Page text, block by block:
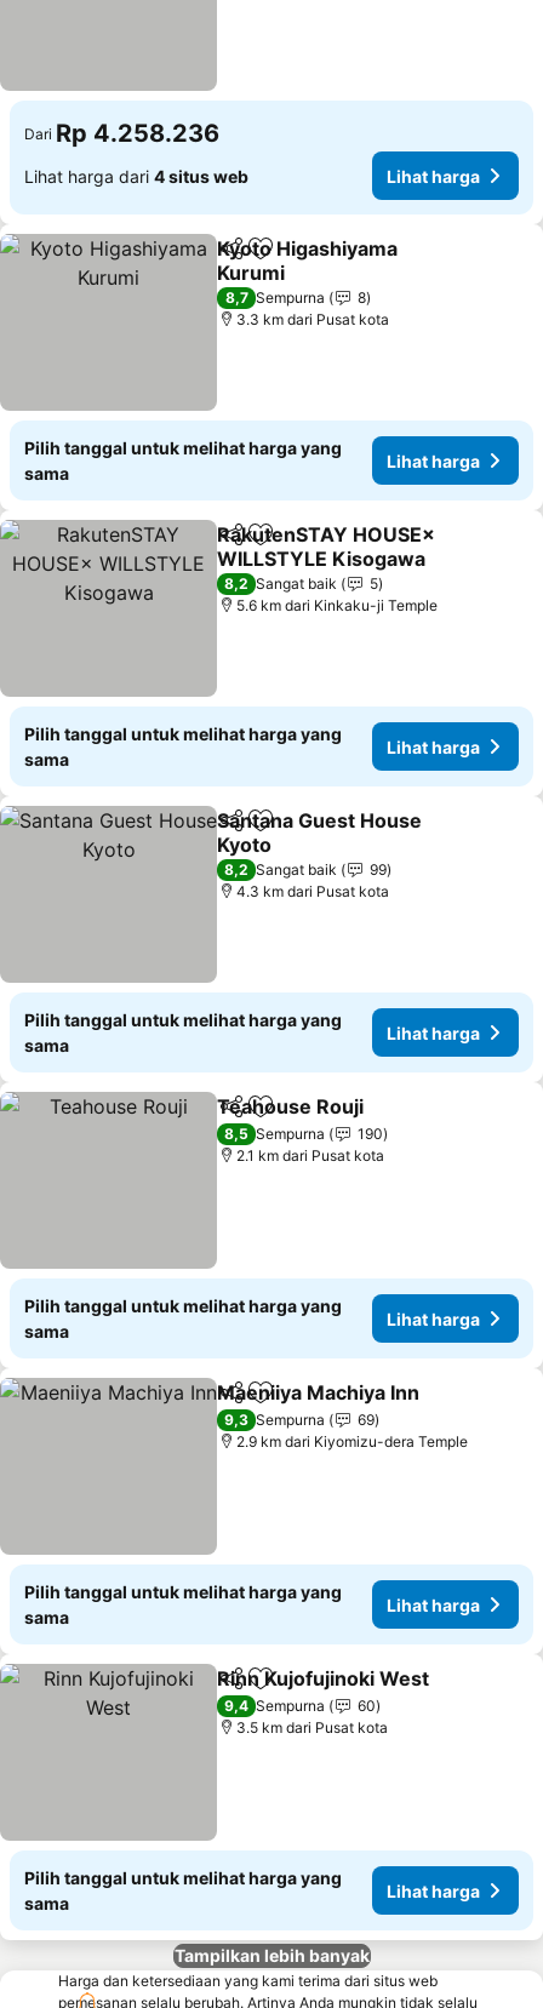
Dari Rp 4.258.236
Lihat harga dari 4 situs web Lihat harga
BagikanTambahkan ke favorit
Kyoto Higashiyama
Kurumi
Lihat harga
8,7 Sempurna
8
3.3 km dari Pusat kota
Pilih tanggal untuk melihat harga yang
sama
Lihat harga
BagikanTambahkan ke favorit
RakutenSTAY HOUSE×
WILLSTYLE Kisogawa
Lihat harga
8,2 Sangat baik
5
5.6 km dari Kinkaku-ji Temple
Pilih tanggal untuk melihat harga yang
sama
Lihat harga
BagikanTambahkan ke favorit
Santana Guest House
Kyoto
Lihat harga
8,2 Sangat baik
99
4.3 km dari Pusat kota
Pilih tanggal untuk melihat harga yang
sama
Lihat harga
BagikanTambahkan ke favorit
Teahouse Rouji
8,5 Sempurna
190
2.1 km dari Pusat kota
Pilih tanggal untuk melihat harga yang
sama
Lihat harga
BagikanTambahkan ke favorit
Maeniiya Machiya Inn
9,3 Sempurna
69
2.9 km dari Kiyomizu-dera Temple
Pilih tanggal untuk melihat harga yang
sama
Lihat harga
BagikanTambahkan ke favorit
Rinn Kujofujinoki West
9,4 Sempurna
60
3.5 km dari Pusat kota
Pilih tanggal untuk melihat harga yang
sama
Lihat harga
Tampilkan lebih banyak
Harga dan ketersediaan yang kami terima dari situs web
pemesanan selalu berubah. Artinya Anda mungkin tidak selalu